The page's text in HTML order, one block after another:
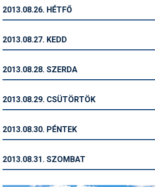
Utazási tippek
2013.08.26. HÉTFŐ
2013.08.27. KEDD
2013.08.28. SZERDA
2013.08.29. CSÜTÖRTÖK
2013.08.30. PÉNTEK
2013.08.31. SZOMBAT